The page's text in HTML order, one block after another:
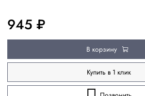
945 ₽
В корзину
Купить в 1 клик